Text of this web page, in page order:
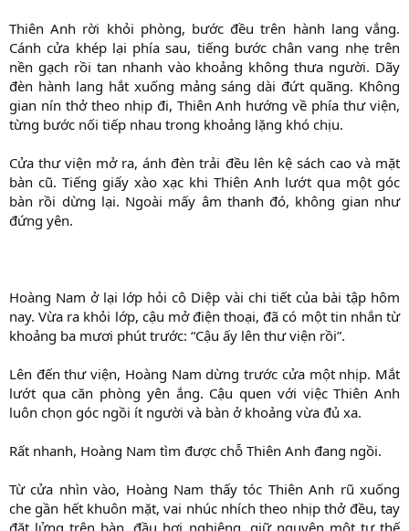
Thiên Anh rời khỏi phòng, bước đều trên hành lang vắng.
Cánh cửa khép lại phía sau, tiếng bước chân vang nhẹ trên
nền gạch rồi tan nhanh vào khoảng không thưa người. Dãy
đèn hành lang hắt xuống mảng sáng dài đứt quãng. Không
gian nín thở theo nhịp đi, Thiên Anh hướng về phía thư viện,
từng bước nối tiếp nhau trong khoảng lặng khó chịu.
Cửa thư viện mở ra, ánh đèn trải đều lên kệ sách cao và mặt
bàn cũ. Tiếng giấy xào xạc khi Thiên Anh lướt qua một góc
bàn rồi dừng lại. Ngoài mấy âm thanh đó, không gian như
đứng yên.
Hoàng Nam ở lại lớp hỏi cô Diệp vài chi tiết của bài tập hôm
nay. Vừa ra khỏi lớp, cậu mở điện thoại, đã có một tin nhắn từ
khoảng ba mươi phút trước: “Cậu ấy lên thư viện rồi”.
Lên đến thư viện, Hoàng Nam dừng trước cửa một nhịp. Mắt
lướt qua căn phòng yên ắng. Cậu quen với việc Thiên Anh
luôn chọn góc ngồi ít người và bàn ở khoảng vừa đủ xa.
Rất nhanh, Hoàng Nam tìm được chỗ Thiên Anh đang ngồi.
Từ cửa nhìn vào, Hoàng Nam thấy tóc Thiên Anh rũ xuống
che gần hết khuôn mặt, vai nhúc nhích theo nhịp thở đều, tay
đặt lửng trên bàn, đầu hơi nghiêng, giữ nguyên một tư thế